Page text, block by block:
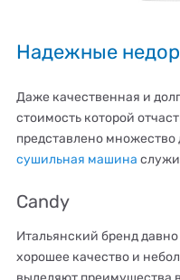
Надежные
Даже качественная и
стоимость которой
представлено
сушильная машина
Candy
Итальянский бренд
хорошее качество и